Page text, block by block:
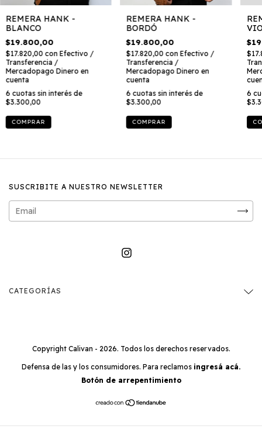
REMERA HANK -
BLANCO
$19.800,00
$17.820,00 con Efectivo /
Transferencia /
Mercadopago Dinero en
cuenta
6 cuotas sin interés de
$3.300,00
COMPRAR
REMERA HANK -
BORDÓ
$19.800,00
$17.820,00 con Efectivo /
Transferencia /
Mercadopago Dinero en
cuenta
6 cuotas sin interés de
$3.300,00
COMPRAR
6
SUSCRIBITE A NUESTRO NEWSLETTER
CATEGORÍAS
Copyright Calivan - 2026. Todos los derechos reservados.
Defensa de las y los consumidores. Para reclamos ingresá acá.
Botón de arrepentimiento